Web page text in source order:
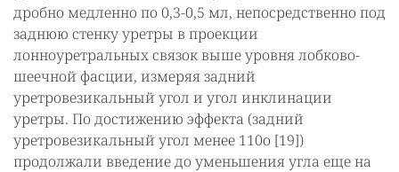
дробно медленно по 0,3-0,5 мл, непосредственно под
заднюю стенку уретры в проекции
лонноуретральных связок выше уровня лобково-
шеечной фасции, измеряя задний
уретровезикальный угол и угол инклинации
уретры. По достижению эффекта (задний
уретровезикальный угол менее 110о [19])
продолжали введение до уменьшения угла еще на